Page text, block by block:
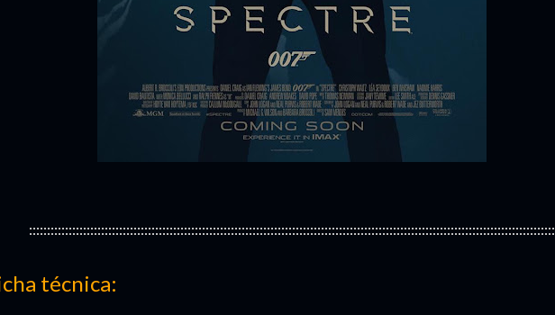
::::::::::::::::::::::::::::::::::::::::::::::::::::::::::::::::::::::::::::::::::::::::::::::::::::::::::::::::::::::::::::::::::::::::::::::::::
técnica: